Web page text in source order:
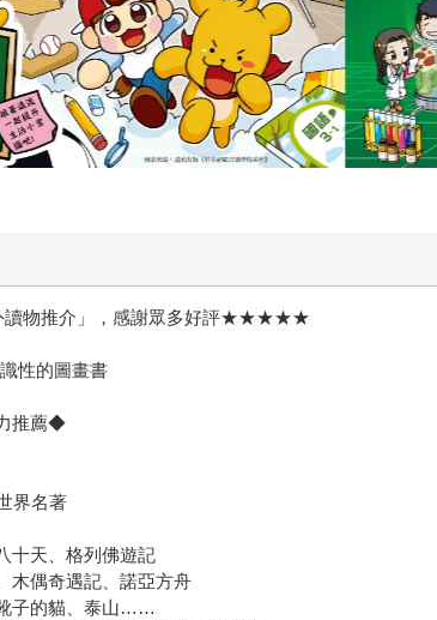
讀物推介」，感謝眾多好評★★★★★
性的圖畫書
推薦◆
界名著
十天、格列佛遊記
木偶奇遇記、諾亞方舟
子的貓、泰山……